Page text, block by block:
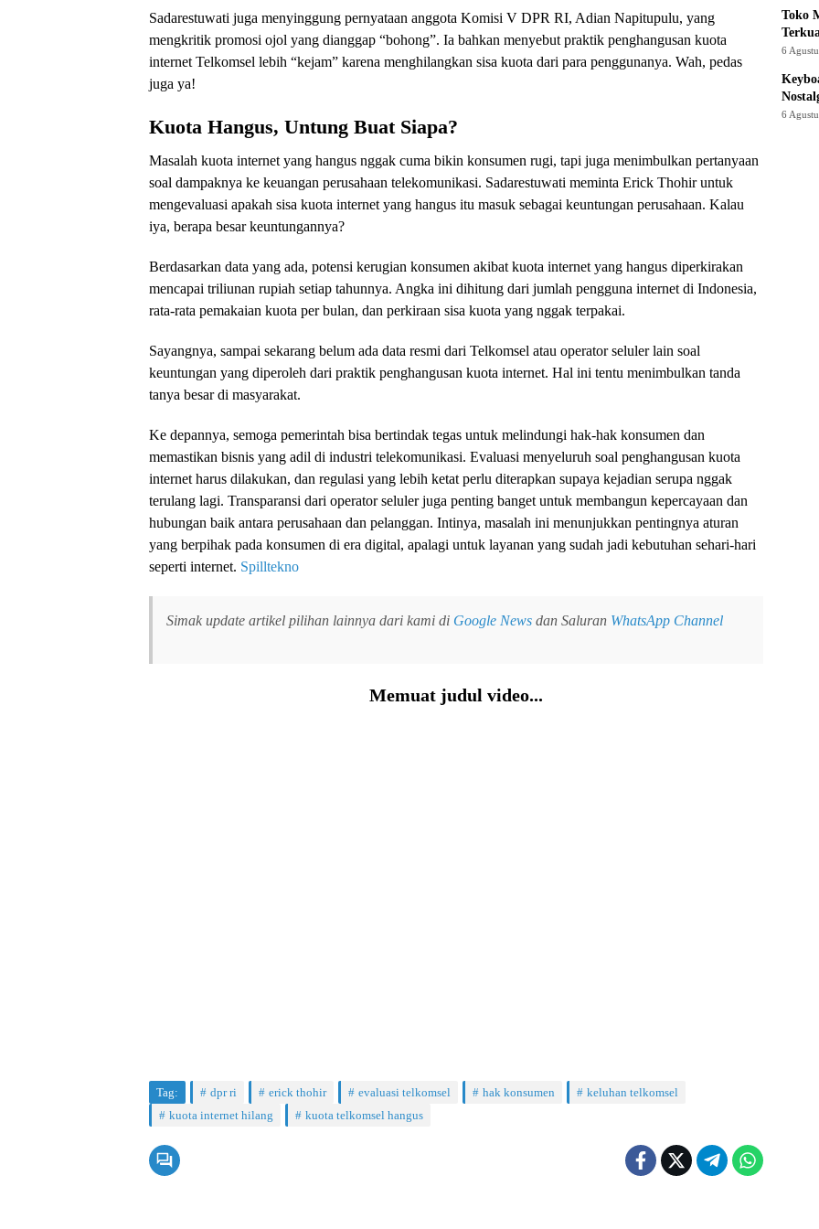
Sadarestuwati juga menyinggung pernyataan anggota Komisi V DPR RI, Adian Napitupulu, yang
mengkritik promosi ojol yang dianggap “bohong”. Ia bahkan menyebut praktik penghangusan kuota
internet Telkomsel lebih “kejam” karena menghilangkan sisa kuota dari para penggunanya. Wah, pedas
juga ya!
Kuota Hangus, Untung Buat Siapa?
Masalah kuota internet yang hangus nggak cuma bikin konsumen rugi, tapi juga menimbulkan pertanyaan
soal dampaknya ke keuangan perusahaan telekomunikasi. Sadarestuwati meminta Erick Thohir untuk
mengevaluasi apakah sisa kuota internet yang hangus itu masuk sebagai keuntungan perusahaan. Kalau
iya, berapa besar keuntungannya?
Berdasarkan data yang ada, potensi kerugian konsumen akibat kuota internet yang hangus diperkirakan
mencapai triliunan rupiah setiap tahunnya. Angka ini dihitung dari jumlah pengguna internet di Indonesia,
rata-rata pemakaian kuota per bulan, dan perkiraan sisa kuota yang nggak terpakai.
Sayangnya, sampai sekarang belum ada data resmi dari Telkomsel atau operator seluler lain soal
keuntungan yang diperoleh dari praktik penghangusan kuota internet. Hal ini tentu menimbulkan tanda
tanya besar di masyarakat.
Ke depannya, semoga pemerintah bisa bertindak tegas untuk melindungi hak-hak konsumen dan
memastikan bisnis yang adil di industri telekomunikasi. Evaluasi menyeluruh soal penghangusan kuota
internet harus dilakukan, dan regulasi yang lebih ketat perlu diterapkan supaya kejadian serupa nggak
terulang lagi. Transparansi dari operator seluler juga penting banget untuk membangun kepercayaan dan
hubungan baik antara perusahaan dan pelanggan. Intinya, masalah ini menunjukkan pentingnya aturan
yang berpihak pada konsumen di era digital, apalagi untuk layanan yang sudah jadi kebutuhan sehari-hari
seperti internet. Spilltekno
Simak update artikel pilihan lainnya dari kami di Google News dan Saluran WhatsApp Channel
Memuat judul video...
Tag: dpr ri erick thohir evaluasi telkomsel hak konsumen
keluhan telkomsel
kuota internet hilang
kuota telkomsel hangus
Toko
6
6